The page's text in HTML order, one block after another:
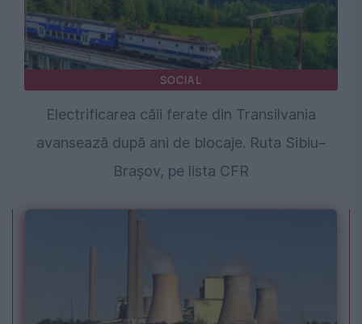
SOCIAL
Electrificarea căii ferate din Transilvania
avansează după ani de blocaje. Ruta Sibiu–
Brașov, pe lista CFR